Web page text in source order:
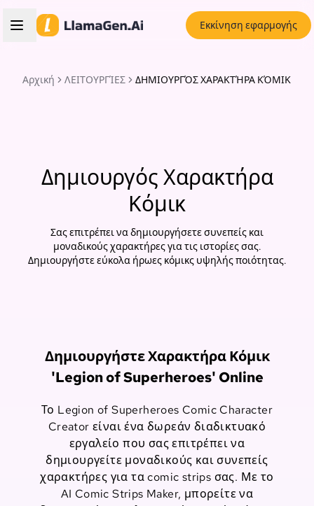
Εκκίνηση εφαρμογής
Αρχική ΛΕΙΤΟΥΡΓΊΕΣ ΔΗΜΙΟΥΡΓΌΣ ΧΑΡΑΚΤΉΡΑ ΚΌΜΙΚ
Δημιουργός Χαρακτήρα
Κόμικ
Σας επιτρέπει να δημιουργήσετε συνεπείς και
μοναδικούς χαρακτήρες για τις ιστορίες σας.
Δημιουργήστε εύκολα ήρωες κόμικς υψηλής ποιότητας.
Δημιουργήστε Χαρακτήρα Κόμικ
'Legion of Superheroes' Online
Το Legion of Superheroes Comic Character
Creator είναι ένα δωρεάν διαδικτυακό
εργαλείο που σας επιτρέπει να
δημιουργείτε μοναδικούς και συνεπείς
χαρακτήρες για τα comic strips σας. Με το
AI Comic Strips Maker, μπορείτε να